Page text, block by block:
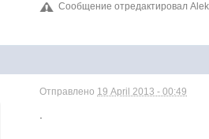
Сообщение отредактировал
Отправлено 19 April 2013 - 00:49
.